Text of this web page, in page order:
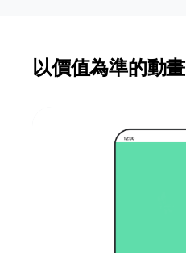
以價值為準的動畫